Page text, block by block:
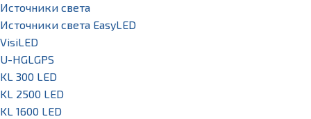
Источники света
Источники света EasyLED
VisiLED
U-HGLGPS
KL 300 LED
KL 2500 LED
KL 1600 LED